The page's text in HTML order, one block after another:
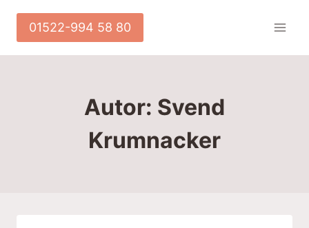
springen
01522-994 58 80
Autor: Svend
Krumnacker